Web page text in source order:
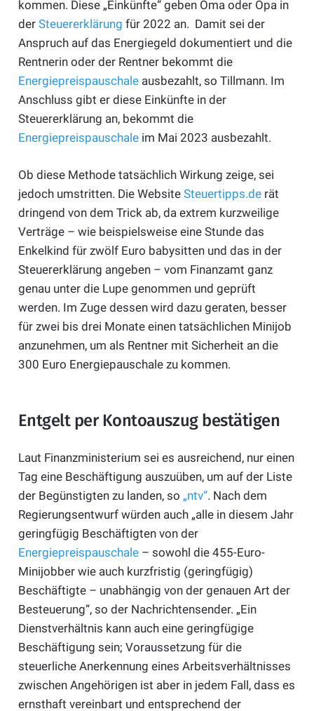
kommen. Diese „Einkünfte“ geben Oma oder Opa in
der Steuererklärung für 2022 an. Damit sei der
Anspruch auf das Energiegeld dokumentiert und die
Rentnerin oder der Rentner bekommt die
Energiepreispauschaleausbezahlt, so Tillmann. Im
Anschluss gibt er diese Einkünfte in der
Steuererklärung an, bekommt die
Energiepreispauschaleim Mai 2023 ausbezahlt.
Ob diese Methode tatsächlich Wirkung zeige, sei
jedoch umstritten. Die Website Steuertipps.derät
dringend von dem Trick ab, da extrem kurzweilige
Verträge – wie beispielsweise eine Stunde das
Enkelkind für zwölf Euro babysitten und das in der
Steuererklärung angeben – vom Finanzamt ganz
genau unter die Lupe genommen und geprüft
werden. Im Zuge dessen wird dazu geraten, besser
für zwei bis drei Monate einen tatsächlichen Minijob
anzunehmen, um als Rentner mit Sicherheit an die
300 Euro Energiepauschale zu kommen.
Entgelt per Kontoauszug bestätigen
Laut Finanzministerium sei es ausreichend, nur einen
Tag eine Beschäftigung auszuüben, um auf der Liste
der Begünstigten zu landen, so „ntv“. Nach dem
Regierungsentwurf würden auch „alle in diesem Jahr
geringfügig Beschäftigten von der
Energiepreispauschale– sowohl die 455-Euro-
Minijobber wie auch kurzfristig (geringfügig)
Beschäftigte – unabhängig von der genauen Art der
Besteuerung“, so der Nachrichtensender. „Ein
Dienstverhältnis kann auch eine geringfügige
Beschäftigung sein; Voraussetzung für die
steuerliche Anerkennung eines Arbeitsverhältnisses
zwischen Angehörigen ist aber in jedem Fall, dass es
ernsthaft vereinbart und entsprechend der